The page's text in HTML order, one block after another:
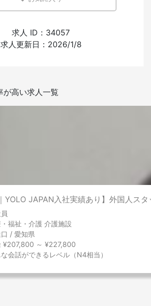
求人 ID：34057
求人更新日：2026/1/8
が高い求人一覧
YOLO JAPAN入社実績あり】外国人ス
・福祉・介護 介護施設
/ 愛知県
¥207,800 ～ ¥227,800
会話ができるレベル（N4相当）